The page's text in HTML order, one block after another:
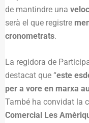
de mantindre una
serà el que registre
cronometrats.
La regidora de
destacat que “este
per a vore en marxa
També ha convidat la
Comercial Les